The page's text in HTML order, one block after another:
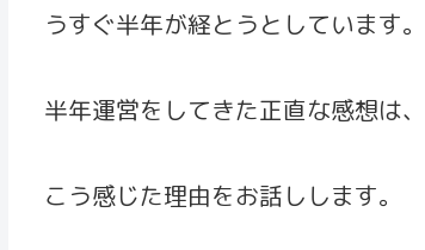
うすぐ半年が経とうとしています。
半年運営をしてきた正直な感想は、
こう感じた理由をお話しします。